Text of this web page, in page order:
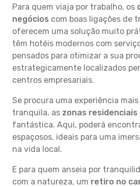
Para quem viaja por trabalho, os
negócios com boas ligações de
oferecem uma solução muito
têm hotéis modernos com
pensados para otimizar a sua
estrategicamente localizados
centros empresariais.
Se procura uma experiência
tranquila, as zonas residenciais
fantástica. Aqui, poderá
espaçosos, ideais para uma
na vida local.
E para quem anseia por
com a natureza, um retiro no